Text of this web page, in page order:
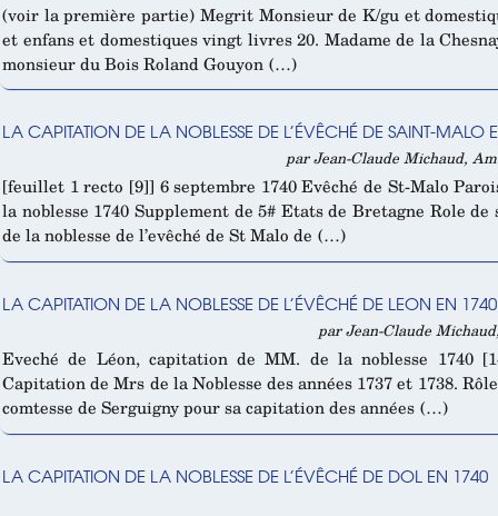
(voir la première partie) Megrit Monsieur de K/gu et
et enfans et domestiques vingt livres 20. Madame de la
monsieur du Bois Roland Gouyon (…)
LA CAPITATION DE LA NOBLESSE DE L’ÉVÊCHÉ DE SAINT-
par Jean-Claude Michaud,
[feuillet 1 recto [9]] 6 septembre 1740 Evêché de St-Malo
la noblesse 1740 Supplement de 5# Etats de Bretagne Role
de la noblesse de l’evêché de St Malo de (…)
LA CAPITATION DE LA NOBLESSE DE L’ÉVÊCHÉ DE LEON EN 1740
par Jean-Claude
Eveché de Léon, capitation de MM. de la noblesse 1740
Capitation de Mrs de la Noblesse des années 1737 et 1738.
comtesse de Serguigny pour sa capitation des années (…)
LA CAPITATION DE LA NOBLESSE DE L’ÉVÊCHÉ DE DOL EN 1740